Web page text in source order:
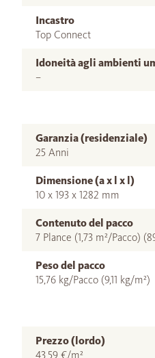
Incastro
Top Connect
Idoneità agli ambienti
–
Garanzia (residenziale)
25 Anni
Dimensione (a x l x l)
10 x 193 x 1282 mm
Contenuto del pacco
7 Plance (1,73 m²/Pacco)
Peso del pacco
15,76 kg/Pacco (9,11 kg/m²)
Prezzo (lordo)
43,59 €/m²